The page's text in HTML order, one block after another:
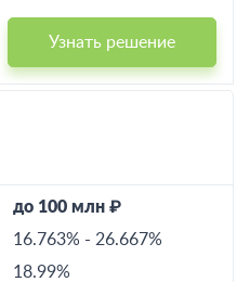
Узнать решение
до 100 млн ₽
16.763% - 26.667%
18.99%